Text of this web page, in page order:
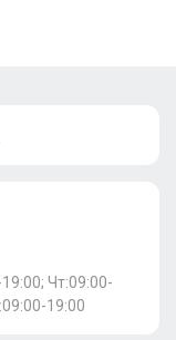
Чт:09:00-
19:00